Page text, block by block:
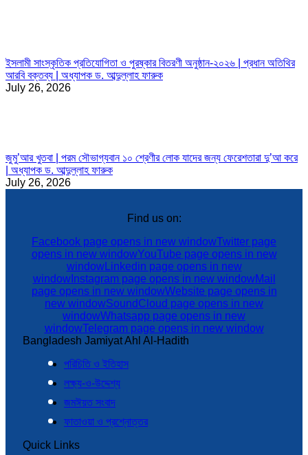
ইসলামী সাংস্কৃতিক প্রতিযোগিতা ও পুরষ্কার বিতরণী অনুষ্ঠান-২০২৬ | প্রধান অতিথির
আরবি বক্তব্য | অধ্যাপক ড. আব্দুল্লাহ ফারুক
July 26, 2026
জুমু’আর খুতবা | পরম সৌভাগ্যবান ১০ শ্রেণীর লোক যাদের জন্য ফেরেশতারা দু’আ করে
| অধ্যাপক ড. আব্দুল্লাহ ফারুক
July 26, 2026
Find us on:
Facebook page opens in new windowTwitter page
opens in new windowYouTube page opens in new
windowLinkedin page opens in new
windowInstagram page opens in new windowMail
page opens in new windowWebsite page opens in
new windowSoundCloud page opens in new
windowWhatsapp page opens in new
windowTelegram page opens in new window
Bangladesh Jamiyat Ahl Al-Hadith
পরিচিতি ও ইতিহাস
লক্ষ্য-ও-উদ্দেশ্য
জমঈয়ত সংবাদ
ফাতাওয়া ও প্রশ্নোত্তর
Quick Links